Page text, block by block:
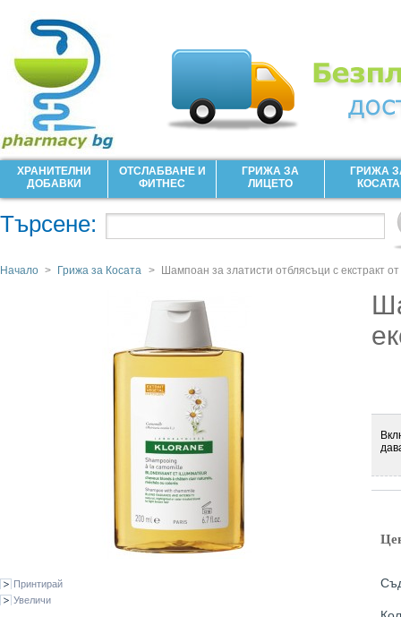
ХРАНИТЕЛНИ
ДОБАВКИ
ОТСЛАБВАНЕ И
ФИТНЕС
ГРИЖА ЗА
ЛИЦЕТО
ГРИЖА
КОСАТА
Търсене:
Начало > Грижа за Косата > Шампоан за златисти отблясъци с екстракт
Принтирай
Увеличи